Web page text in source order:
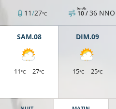
11/27°C 10 /
km/h 36 NNO
SAM.08
11°C 27°C
DIM.09
15°C 25°C